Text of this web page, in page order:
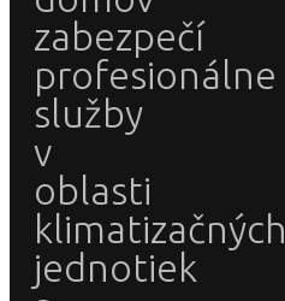
zabezpečí
profesionálne
služby
v
oblasti
klimatizačných
jednotiek